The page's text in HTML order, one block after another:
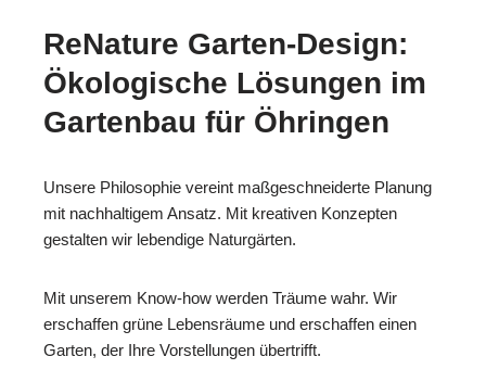
ReNature Garten-Design:
Ökologische Lösungen im
Gartenbau für Öhringen
Unsere Philosophie vereint maßgeschneiderte Planung
mit nachhaltigem Ansatz. Mit kreativen Konzepten
gestalten wir lebendige Naturgärten.
Mit unserem Know-how werden Träume wahr. Wir
erschaffen grüne Lebensräume und erschaffen einen
Garten, der Ihre Vorstellungen übertrifft.